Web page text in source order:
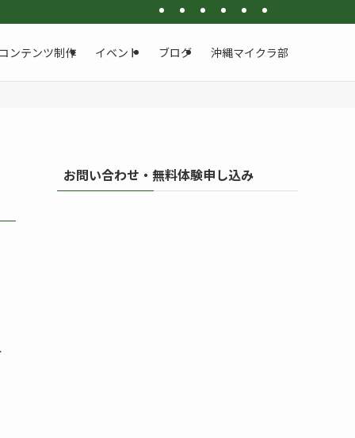
部クロスウェーブ。Google認定AIプロフェッショナルの現役エンジニア
ンテンツ制作 イベント ブログ 沖縄マイクラ部
お問い合わせ・無料体験申し込み